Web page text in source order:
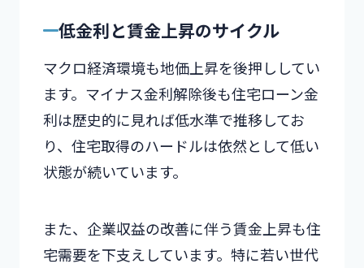
低金利と賃金上昇のサイクル
マクロ経済環境も地価上昇を後押ししてい
ます。マイナス金利解除後も住宅ローン金
利は歴史的に見れば低水準で推移してお
り、住宅取得のハードルは依然として低い
状態が続いています。
また、企業収益の改善に伴う賃金上昇も住
宅需要を下支えしています。特に若い世代